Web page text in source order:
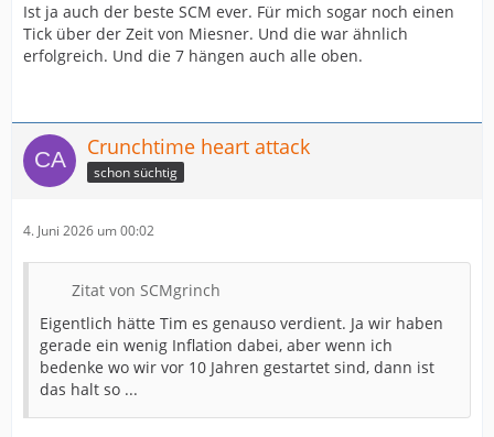
Ist ja auch der beste SCM ever. Für mich sogar noch einen
Tick über der Zeit von Miesner. Und die war ähnlich
erfolgreich. Und die 7 hängen auch alle oben.
Crunchtime heart attack
schon süchtig
4. Juni 2026 um 00:02
Zitat von SCMgrinch
Eigentlich hätte Tim es genauso verdient. Ja wir haben
gerade ein wenig Inflation dabei, aber wenn ich
bedenke wo wir vor 10 Jahren gestartet sind, dann ist
das halt so ...